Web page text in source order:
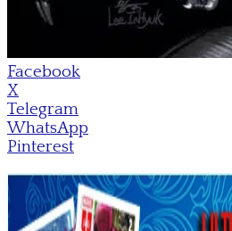
Facebook
X
Telegram
WhatsApp
Pinterest